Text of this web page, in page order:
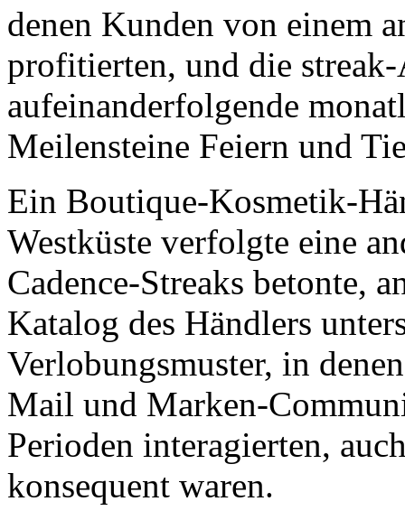
denen Kunden von einem
profitierten, und die
aufeinanderfolgende
Meilensteine Feiern und
Ein Boutique-Kosmetik-
Westküste verfolgte eine
Cadence-Streaks betonte,
Katalog des Händlers
Verlobungsmuster, in
Mail und Marken-
Perioden interagierten,
konsequent waren.